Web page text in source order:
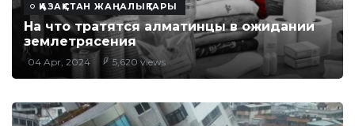
ҚАЗАҚСТАН ЖАҢАЛЫҚТАРЫ
На что тратятся алматинцы в ожидании
землетрясения
04 Apr, 2024 5,620 views